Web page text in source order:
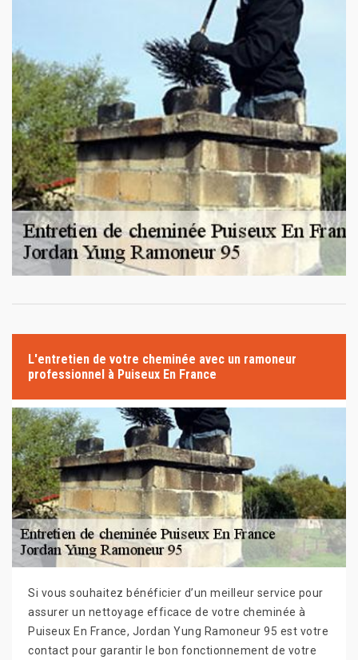
L'entretien de votre cheminée avec un ramoneur
professionnel à Puiseux En France
Si vous souhaitez bénéficier d’un meilleur service pour
assurer un nettoyage efficace de votre cheminée à
Puiseux En France, Jordan Yung Ramoneur 95 est votre
contact pour garantir le bon fonctionnement de votre